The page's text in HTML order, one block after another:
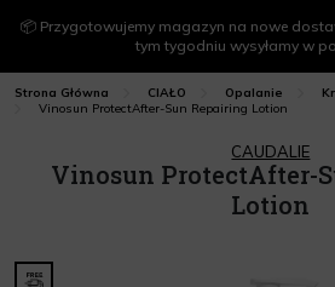
📦 Przygotowujemy magazyn na nowe
tym tygodniu wysyłamy w
Strona Główna CIAŁO Opalanie
Vinosun ProtectAfter-Sun Repairing Lotion
CAUDALIE
Vinosun ProtectAfter-
Lotion